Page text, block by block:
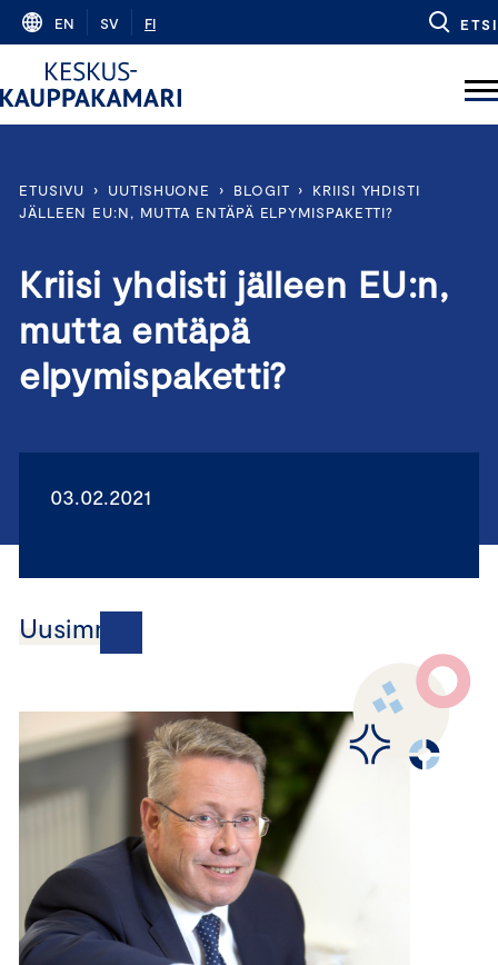
Skip
content
EN SV FI ETSI
ETUSIVU › UUTISHUONE › BLOGIT ›
KRIISI YHDISTI
JÄLLEEN EU:N, MUTTA ENTÄPÄ ELPYMISPAKETTI?
Kriisi yhdisti jälleen EU:n,
mutta entäpä
elpymispaketti?
03.02.2021
Uusimmat